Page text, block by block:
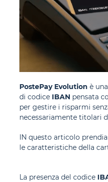
PostePay Evolution è una
di codice IBAN pensata
per gestire i risparmi
necessariamente titolari
IN questo articolo
le caratteristiche della
La presenza del codice